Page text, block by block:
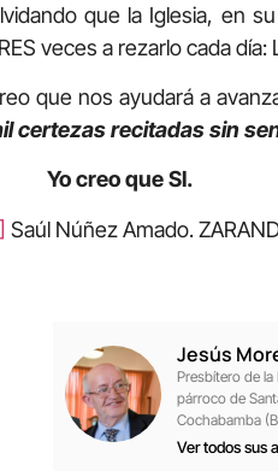
que la Iglesia, en
veces a rezarlo cada
que nos ayudará a
certezas recitadas sin
Yo creo que SI.
Saúl Núñez Amado.
Jesús
Presbítero de la
párroco de
Cochabamba
Ver todos sus